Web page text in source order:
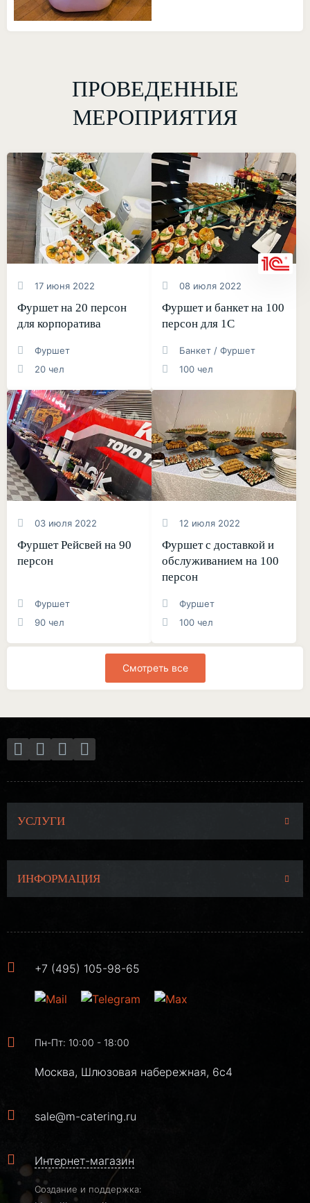
ПРОВЕДЕННЫЕ
МЕРОПРИЯТИЯ
17 июня 2022
Фуршет на 20 персон
для корпоратива
Фуршет
20 чел
08 июля 2022
Фуршет и банкет на 100
персон для 1С
Банкет / Фуршет
100 чел
03 июля 2022
Фуршет Рейсвей на 90
персон
Фуршет
90 чел
12 июля 2022
Фуршет с доставкой и
обслуживанием на 100
персон
Фуршет
100 чел
Смотреть все
УСЛУГИ
ИНФОРМАЦИЯ
+7 (495) 105-98-65
Пн-Пт: 10:00 - 18:00
Москва, Шлюзовая набережная, 6с4
sale@m-catering.ru
Интернет-магазин
Создание и поддержка: